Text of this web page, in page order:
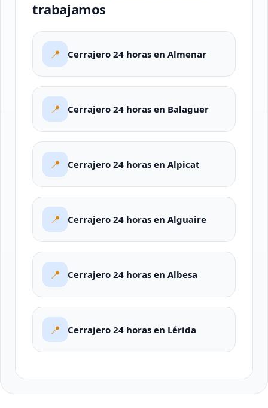
trabajamos
📍 Cerrajero 24 horas en Almenar
📍 Cerrajero 24 horas en Balaguer
📍 Cerrajero 24 horas en Alpicat
📍 Cerrajero 24 horas en Alguaire
📍 Cerrajero 24 horas en Albesa
📍 Cerrajero 24 horas en Lérida